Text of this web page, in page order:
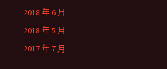
2018 年 6 月
2018 年 5 月
2017 年 7 月